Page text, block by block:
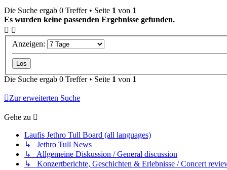
Die Suche ergab 0 Treffer • Seite 1 von 1
Es wurden keine passenden Ergebnisse gefunden.
Anzeigen:
Die Suche ergab 0 Treffer • Seite 1 von 1
Zur erweiterten Suche
Gehe zu
Laufis Jethro Tull Board (all languages)
↳ Jethro Tull News
↳ Allgemeine Diskussion / General discussion
↳ Konzertberichte, Geschichten & Erlebnisse / Concert